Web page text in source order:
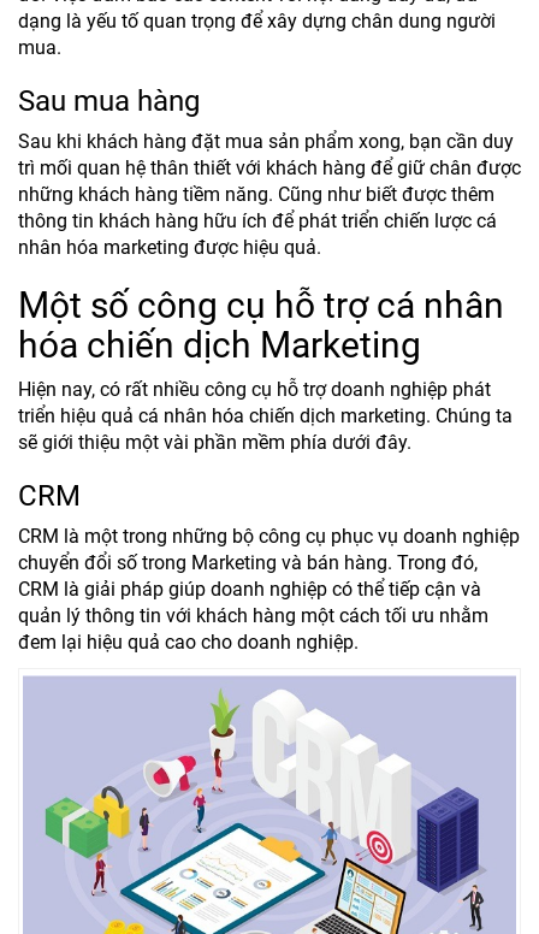
dạng là yếu tố quan trọng để xây dựng chân dung người
mua.
Sau mua hàng
Sau khi khách hàng đặt mua sản phẩm xong, bạn cần duy
trì mối quan hệ thân thiết với khách hàng để giữ chân được
những khách hàng tiềm năng. Cũng như biết được thêm
thông tin khách hàng hữu ích để phát triển chiến lược cá
nhân hóa marketing được hiệu quả.
Một số công cụ hỗ trợ cá nhân
hóa chiến dịch Marketing
Hiện nay, có rất nhiều công cụ hỗ trợ doanh nghiệp phát
triển hiệu quả cá nhân hóa chiến dịch marketing. Chúng ta
sẽ giới thiệu một vài phần mềm phía dưới đây.
CRM
CRM là một trong những bộ công cụ phục vụ doanh nghiệp
chuyển đổi số trong Marketing và bán hàng. Trong đó,
CRM là giải pháp giúp doanh nghiệp có thể tiếp cận và
quản lý thông tin với khách hàng một cách tối ưu nhằm
đem lại hiệu quả cao cho doanh nghiệp.